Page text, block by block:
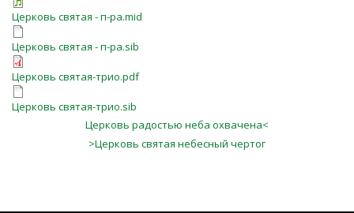
Церковь святая - п-ра.mid
Церковь святая - п-ра.sib
Церковь святая-трио.pdf
Церковь святая-трио.sib
Церковь радостью неба охвачена<
>Церковь святая небесный чертог